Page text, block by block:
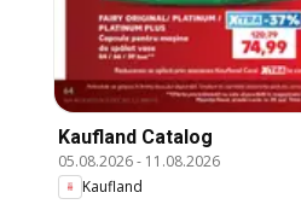
Kaufland Catalog
05.08.2026- 11.08.2026
Kaufland